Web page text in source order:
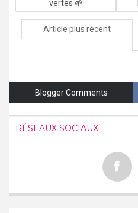
vertes 🌱
Article plus récent
Blogger Comments
RÉSEAUX SOCIAUX